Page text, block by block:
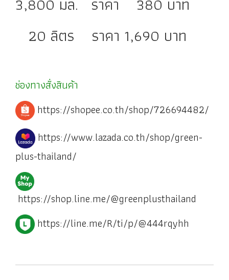
20 ลิตร ราคา 1,690 บาท
ช่องทางสั่งสินค้า
https://shopee.co.th/shop/726694482/
https://www.lazada.co.th/shop/green-
plus-thailand/
https://shop.line.me/@greenplusthailand
https://line.me/R/ti/p/@444rqyhh